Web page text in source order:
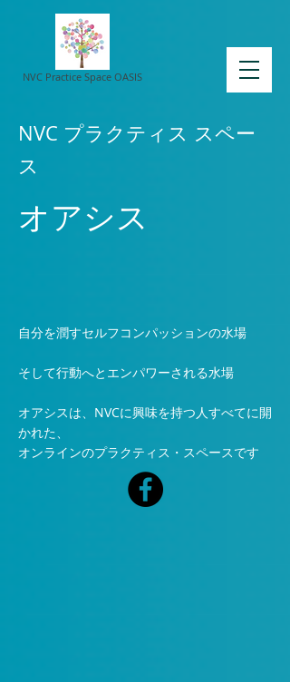
NVC Practice Space OASIS
NVC プラクティス スペー
ス
オアシス
自分を潤すセルフコンパッションの水場
そして行動へとエンパワーされる水場
オアシスは、NVCに興味を持つ人すべてに開
かれた、
オンラインのプラクティス・スペースです